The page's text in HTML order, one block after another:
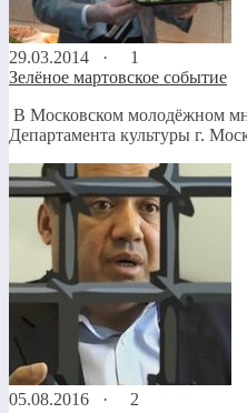
29.03.2014 ·
1
Зелёное мартовское событие
В Московском молодёжном
Департамента культуры г.
05.08.2016 ·
2